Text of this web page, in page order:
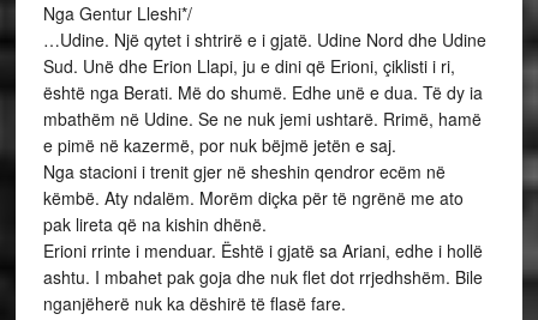
Nga Gentur Lleshi*/
…Udine. Një qytet i shtrirë e i gjatë. Udine Nord dhe Udine
Sud. Unë dhe Erion Llapi, ju e dini që Erioni, çiklisti i ri,
është nga Berati. Më do shumë. Edhe unë e dua. Të dy ia
mbathëm në Udine. Se ne nuk jemi ushtarë. Rrimë, hamë
e pimë në kazermë, por nuk bëjmë jetën e saj.
Nga stacioni i trenit gjer në sheshin qendror ecëm në
këmbë. Aty ndalëm. Morëm diçka për të ngrënë me ato
pak lireta që na kishin dhënë.
Erioni rrinte i menduar. Është i gjatë sa Ariani, edhe i hollë
ashtu. I mbahet pak goja dhe nuk flet dot rrjedhshëm. Bile
nganjëherë nuk ka dëshirë të flasë fare.